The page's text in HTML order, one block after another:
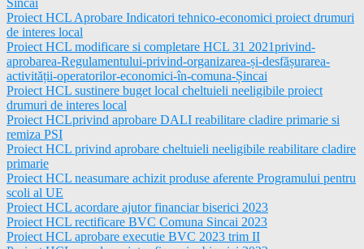
Sincai
Proiect HCL Aprobare Indicatori tehnico-economici proiect drumuri
de interes local
Proiect HCL modificare si completare HCL 31 2021privind-
aprobarea-Regulamentului-privind-organizarea-și-desfășurarea-
activității-operatorilor-economici-în-comuna-Șincai
Proiect HCL sustinere buget local cheltuieli neeligibile proiect
drumuri de interes local
Proiect HCLprivind aprobare DALI reabilitare cladire primarie si
remiza PSI
Proiect HCL privind aprobare cheltuieli neeligibile reabilitare cladire
primarie
Proiect HCL neasumare achizit produse aferente Programului pentru
scoli al UE
Proiect HCL acordare ajutor financiar biserici 2023
Proiect HCL rectificare BVC Comuna Sincai 2023
Proiect HCL aprobare executie BVC 2023 trim II